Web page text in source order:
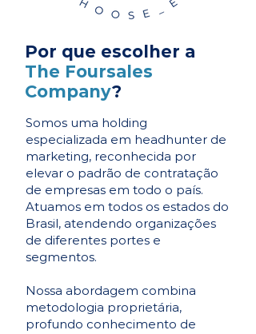
Por que escolher a
The Foursales
Company?
Somos uma holding
especializada em headhunter de
marketing, reconhecida por
elevar o padrão de contratação
de empresas em todo o país.
Atuamos em todos os estados do
Brasil, atendendo organizações
de diferentes portes e
segmentos.
Nossa abordagem combina
metodologia proprietária,
profundo conhecimento de